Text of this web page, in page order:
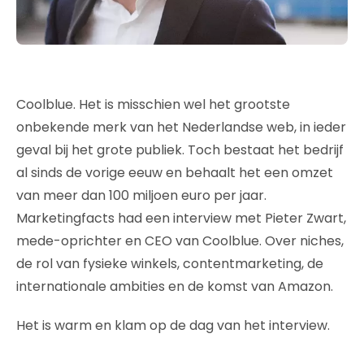
Coolblue. Het is misschien wel het grootste
onbekende merk van het Nederlandse web, in ieder
geval bij het grote publiek. Toch bestaat het bedrijf
al sinds de vorige eeuw en behaalt het een omzet
van meer dan 100 miljoen euro per jaar.
Marketingfacts had een interview met Pieter Zwart,
mede-oprichter en CEO van Coolblue. Over niches,
de rol van fysieke winkels, contentmarketing, de
internationale ambities en de komst van Amazon.
Het is warm en klam op de dag van het interview.